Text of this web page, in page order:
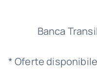
Banca
* Oferte